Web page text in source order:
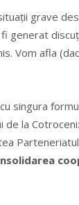
grave
generat
Vom afla
singura
de la